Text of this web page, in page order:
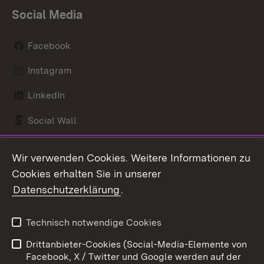
Social Media
Facebook
Instagram
LinkedIn
Social Wall
Kontakt
Barrierefreiheit
Impressum
Cookies
Wir verwenden Cookies. Weitere Informationen zu
Cookies erhalten Sie in unserer
Datenschutzerklärung.
Technisch notwendige Cookies
Drittanbieter-Cookies (Social-Media-Elemente von
Facebook, X / Twitter und Google werden auf der